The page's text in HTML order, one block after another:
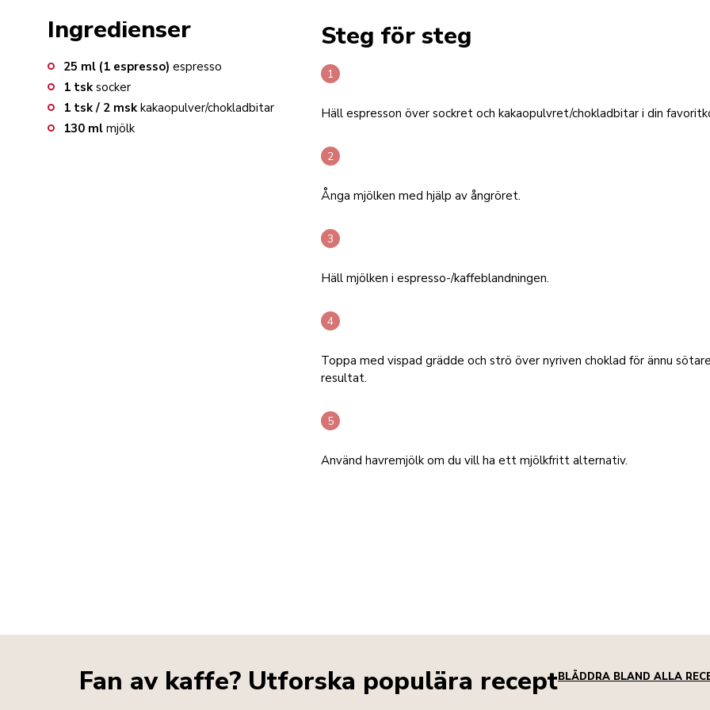
Ingredienser
25 ml (1 espresso) espresso
1 tsk socker
1 tsk / 2 msk kakaopulver/chokladbitar
130 ml mjölk
Steg för steg
Häll espresson över sockret och kakaopulvret/chokladbitar i din
Ånga mjölken med hjälp av ångröret.
Häll mjölken i espresso-/kaffeblandningen.
Toppa med vispad grädde och strö över nyriven choklad för ännu sötare
resultat.
Använd havremjölk om du vill ha ett mjölkfritt alternativ.
Fan av kaffe? Utforska populära receptBLÄDDRA BLAND ALLA